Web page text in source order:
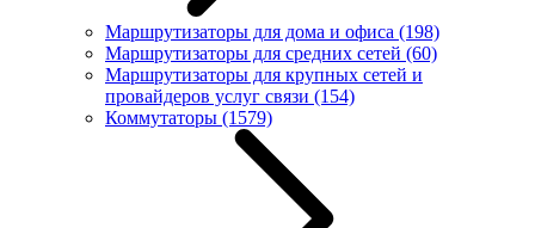
Маршрутизаторы для дома и офиса (198)
Маршрутизаторы для средних сетей (60)
Маршрутизаторы для крупных сетей и
провайдеров услуг связи (154)
Коммутаторы (1579)